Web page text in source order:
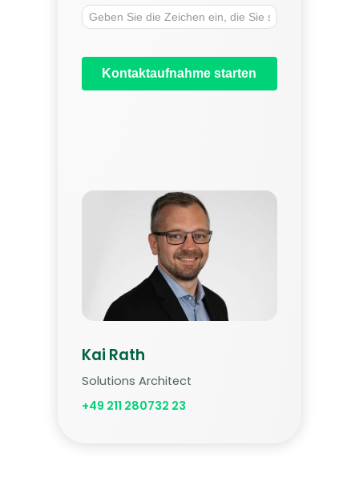
Kontaktaufnahme starten
Kai Rath
Solutions Architect
+49 211 280732 23